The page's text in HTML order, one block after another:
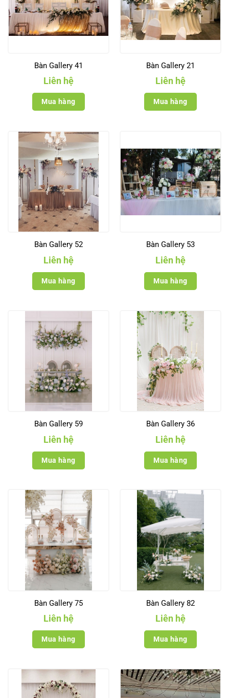
Bàn Gallery 41
Liên hệ
Mua hàng
Bàn Gallery 21
Liên hệ
Mua hàng
Bàn Gallery 52
Liên hệ
Mua hàng
Bàn Gallery 53
Liên hệ
Mua hàng
Bàn Gallery 59
Liên hệ
Mua hàng
Bàn Gallery 36
Liên hệ
Mua hàng
Bàn Gallery 75
Liên hệ
Mua hàng
Bàn Gallery 82
Liên hệ
Mua hàng